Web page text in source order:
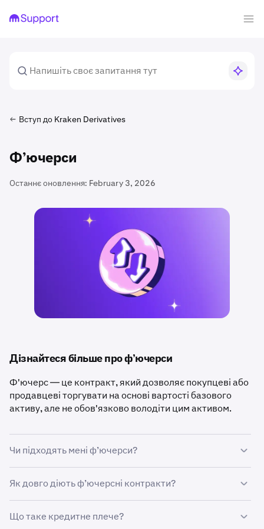
Вступ до Kraken Derivatives
Ф’ючерси
Останнє оновлення: February 3, 2026
Дізнайтеся більше про ф’ючерси
Ф'ючерс — це контракт, який дозволяє покупцеві або
продавцеві торгувати на основі вартості базового
активу, але не обов'язково володіти цим активом.
Чи підходять мені ф’ючерси?
Ф'ючерси — це хороший вибір для трейдерів, які
хочуть скористатися
короткостроковими
абозахистити себевід негативних цінових коливань у
своїх інших інвестиціях.
Як довго діють ф’ючерсні контракти?
Ф’ючерс може мати фіксований строк дії
закінчується та розраховується у визначену дату, або
Що таке кредитне плече?